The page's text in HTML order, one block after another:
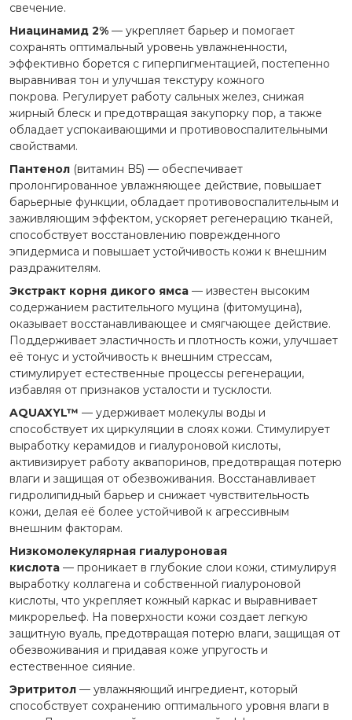
свечение.
Ниацинамид 2% — укрепляет барьер и помогает
сохранять оптимальный уровень увлажненности,
эффективно борется с гиперпигментацией, постепенно
выравнивая тон и улучшая текстуру кожного
покрова. Регулирует работу сальных желез, снижая
жирный блеск и предотвращая закупорку пор, а также
обладает успокаивающими и противовоспалительными
свойствами.
Пантенол (витамин B5) — обеспечивает
пролонгированное увлажняющее действие, повышает
барьерные функции, обладает противовоспалительным и
заживляющим эффектом, ускоряет регенерацию тканей,
способствует восстановлению поврежденного
эпидермиса и повышает устойчивость кожи к внешним
раздражителям.
Экстракт корня дикого ямса — известен высоким
содержанием растительного муцина (фитомуцина),
оказывает восстанавливающее и смягчающее действие.
Поддерживает эластичность и плотность кожи, улучшает
её тонус и устойчивость к внешним стрессам,
стимулирует естественные процессы регенерации,
избавляя от признаков усталости и тусклости.
AQUAXYL™ — удерживает молекулы воды и
способствует их циркуляции в слоях кожи. Стимулирует
выработку керамидов и гиалуроновой кислоты,
активизирует работу аквапоринов, предотвращая потерю
влаги и защищая от обезвоживания. Восстанавливает
гидролипидный барьер и снижает чувствительность
кожи, делая её более устойчивой к агрессивным
внешним факторам.
Низкомолекулярная гиалуроновая
кислота — проникает в глубокие слои кожи, стимулируя
выработку коллагена и собственной гиалуроновой
кислоты, что укрепляет кожный каркас и выравнивает
микрорельеф. На поверхности кожи создает легкую
защитную вуаль, предотвращая потерю влаги, защищая от
обезвоживания и придавая коже упругость и
естественное сияние.
Эритритол — увлажняющий ингредиент, который
способствует сохранению оптимального уровня влаги в